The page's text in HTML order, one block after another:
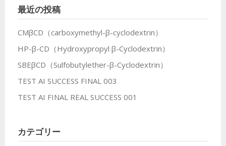
最近の投稿
CMβCD（carboxymethyl-β-cyclodextrin）
HP-β-CD（Hydroxypropyl β-Cyclodextrin）
SBEβCD（Sulfobutylether-β-Cyclodextrin）
TEST AI SUCCESS FINAL 003
TEST AI FINAL REAL SUCCESS 001
カテゴリー